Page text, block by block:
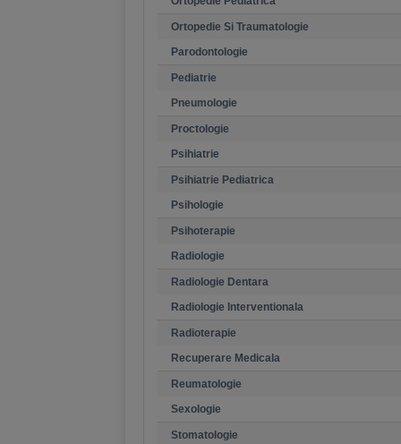
Ortopedie Si Traumatologie
Parodontologie
Pediatrie
Pneumologie
Proctologie
Psihiatrie
Psihiatrie Pediatrica
Psihologie
Psihoterapie
Radiologie
Radiologie Dentara
Radiologie Interventionala
Radioterapie
Recuperare Medicala
Reumatologie
Sexologie
Stomatologie